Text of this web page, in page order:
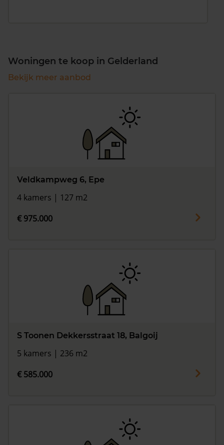
Woningen te koop in Gelderland
Bekijk meer aanbod
Veldkampweg 6, Epe
4 kamers | 127 m2
€ 975.000
S Toonen Dekkersstraat 18, Balgoij
5 kamers | 236 m2
€ 585.000